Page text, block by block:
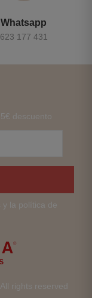
Whatsapp
623 177 431
. All rights reserved
descuento
y la política de